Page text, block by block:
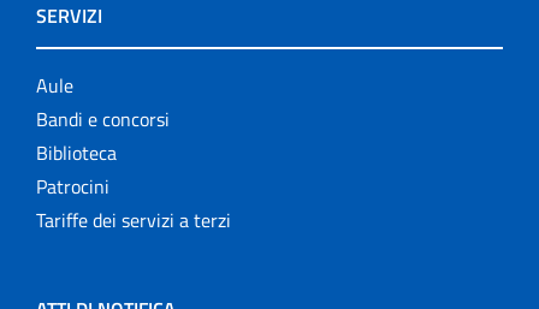
SERVIZI
Aule
Bandi e concorsi
Biblioteca
Patrocini
Tariffe dei servizi a terzi